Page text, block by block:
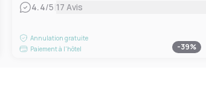
4.4/5|17 Avis
Annulation gratuite
Paiement à l'hôtel
-39%